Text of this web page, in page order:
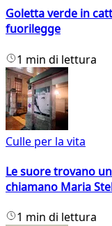
Goletta verde in
fuorilegge
1 min di lettura
Culle per la vita
Le suore trovano
chiamano Maria
1 min di lettura